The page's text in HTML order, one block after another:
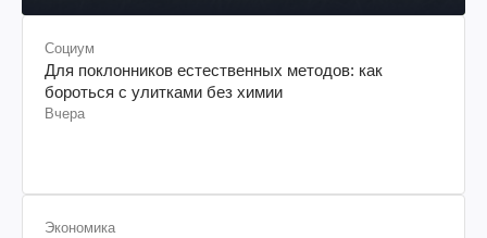
Социум
Для поклонников естественных методов: как
бороться с улитками без химии
Вчера
Экономика